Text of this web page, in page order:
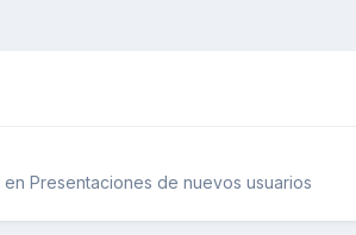
en Presentaciones de nuevos usuarios